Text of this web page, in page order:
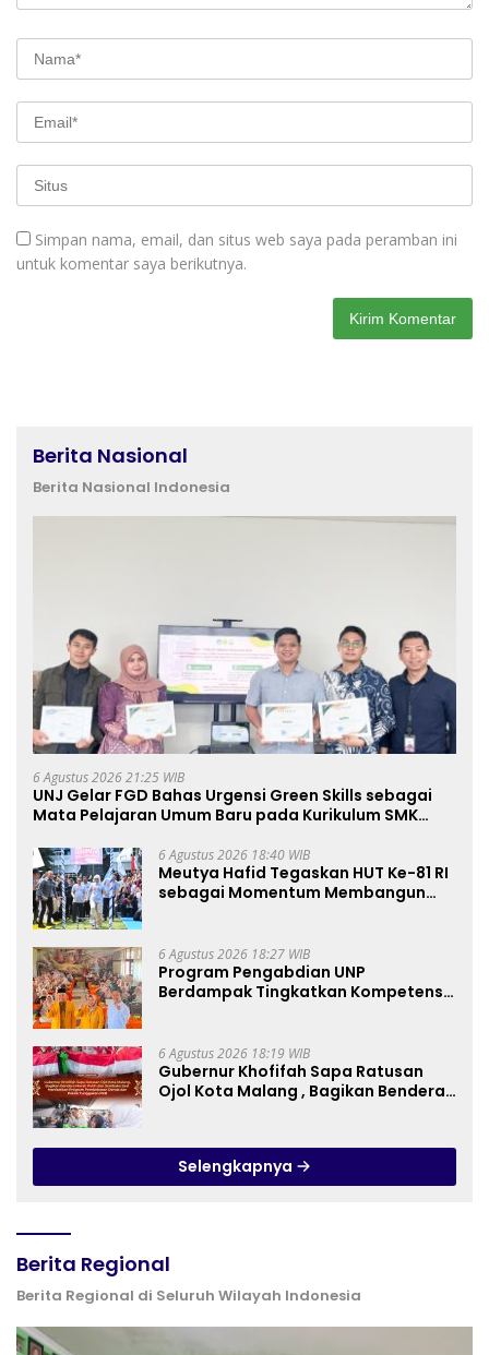
Simpan nama, email, dan situs web saya pada peramban ini
untuk komentar saya berikutnya.
Berita Nasional
Berita Nasional Indonesia
6 Agustus 2026 21:25 WIB
UNJ Gelar FGD Bahas Urgensi Green Skills sebagai
Mata Pelajaran Umum Baru pada Kurikulum SMK
6 Agustus 2026 18:40 WIB
Meutya Hafid Tegaskan HUT Ke-81 RI
sebagai Momentum Membangun
6 Agustus 2026 18:27 WIB
Program Pengabdian UNP
Berdampak Tingkatkan Kompetensi
6 Agustus 2026 18:19 WIB
Gubernur Khofifah Sapa Ratusan
Ojol Kota Malang , Bagikan Bendera
Denda dan Pokok Tunggakan PKB
Selengkapnya
Berita Regional
Berita Regional di Seluruh Wilayah Indonesia